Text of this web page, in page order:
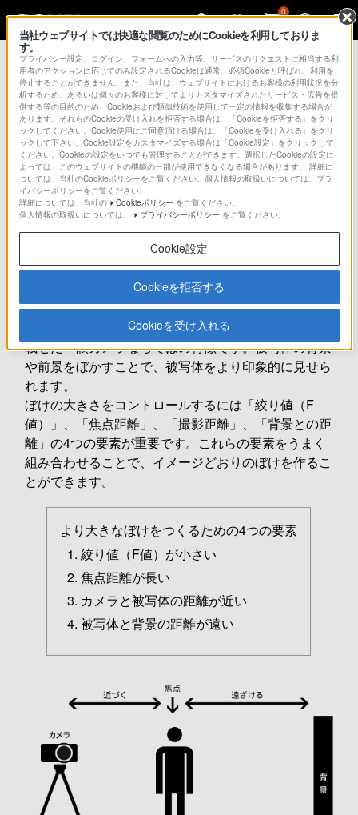
0
撮影の基礎知識
"ぼけ"の要素
ぼけの表現を自由に楽しめるのも、大きなセンサーを
載せた一眼カメラならではの特徴です。被写体の背景
や前景をぼかすことで、被写体をより印象的に見せら
れます。
ぼけの大きさをコントロールするには「絞り値（F
値）」、「焦点距離」、「撮影距離」、「背景との距
離」の4つの要素が重要です。これらの要素をうまく
組み合わせることで、イメージどおりのぼけを作るこ
とができます。
より大きなぼけをつくるための4つの要素
絞り値（F値）が小さい
焦点距離が長い
カメラと被写体の距離が近い
被写体と背景の距離が遠い
当社ウェブサイトでは快適な閲覧のためにCookieを利用しておりま
す。
プライバシー設定、ログイン、フォームへの入力等、サービスのリクエストに相当する利
用者のアクションに応じてのみ設定されるCookieは通常、必須Cookieと呼ばれ、利用を
停止することができません。また、当社は、ウェブサイトにおけるお客様の利用状況を分
析するため、あるいは個々のお客様に対してよりカスタマイズされたサービス・広告を提
供する等の目的のため、Cookieおよび類似技術を使用して一定の情報を収集する場合が
あります。それらのCookieの受け入れを拒否する場合は、「Cookieを拒否する」をクリ
ックしてください。Cookie使用にご同意頂ける場合は、「Cookieを受け入れる」をクリ
ックして下さい。Cookie設定をカスタマイズする場合は「Cookie設定」をクリックして
ください。Cookieの設定をいつでも管理することができます。選択したCookieの設定に
よっては、このウェブサイトの機能の一部が使用できなくなる場合があります。 詳細に
ついては、当社のCookieポリシーをご覧ください。個人情報の取扱いについては、プラ
イバシーポリシーをご覧ください。
詳細については、当社の
Cookieポリシー をご覧ください。
個人情報の取扱いについては、
プライバシーポリシー をご覧ください。
Cookie設定
Cookieを拒否する
Cookieを受け入れる